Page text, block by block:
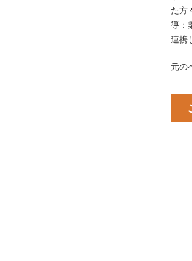
た方
導：
連携
元の